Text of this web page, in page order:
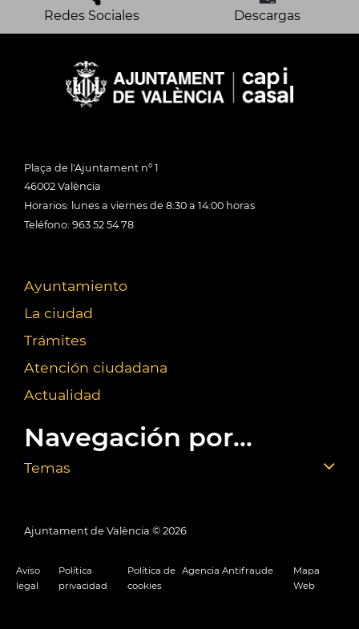
Redes Sociales Descargas
Plaça de l'Ajuntament nº 1
46002 València
Horarios: lunes a viernes de 8:30 a 14:00 horas
Teléfono: 963 52 54 78
Ayuntamiento
La ciudad
Trámites
Atención ciudadana
Actualidad
Navegación por...
Temas
Ajuntament de València © 2026
Aviso
legal
Política
privacidad
Política de
cookies
Agencia Antifraude
Mapa
Web